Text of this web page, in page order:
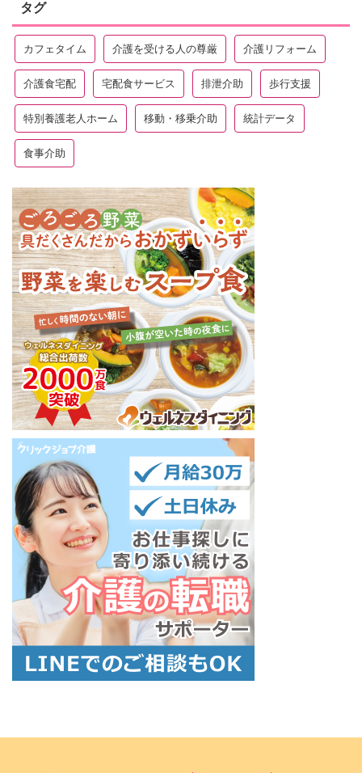
タグ
カフェタイム 介護を受ける人の尊厳 介護リフォーム
介護食宅配 宅配食サービス 排泄介助 歩行支援
特別養護老人ホーム 移動・移乗介助 統計データ
食事介助